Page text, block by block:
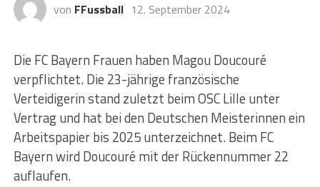
von FFussball 12. September 2024
Die FC Bayern Frauen haben Magou Doucouré
verpflichtet. Die 23-jährige französische
Verteidigerin stand zuletzt beim OSC Lille unter
Vertrag und hat bei den Deutschen Meisterinnen ein
Arbeitspapier bis 2025 unterzeichnet. Beim FC
Bayern wird Doucouré mit der Rückennummer 22
auflaufen.